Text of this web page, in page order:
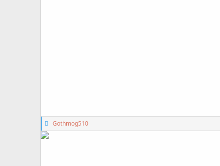
G
e
Gothmog510